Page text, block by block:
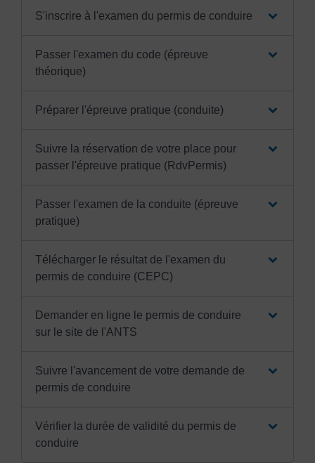
S'inscrire à l'examen du permis de conduire
Passer l'examen du code (épreuve
théorique)
Préparer l'épreuve pratique (conduite)
Suivre la réservation de votre place pour
passer l'épreuve pratique (RdvPermis)
Passer l'examen de la conduite (épreuve
pratique)
Télécharger le résultat de l'examen du
permis de conduire (CEPC)
Demander en ligne le permis de conduire
sur le site de l'ANTS
Suivre l'avancement de votre demande de
permis de conduire
Vérifier la durée de validité du permis de
conduire